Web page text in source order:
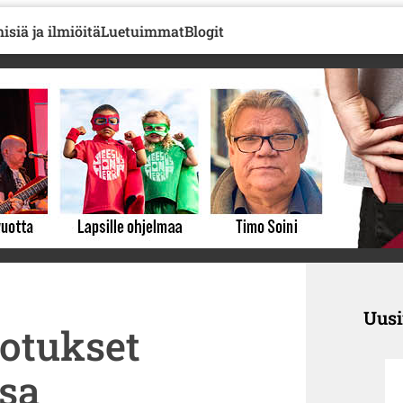
ja ilmiöitäLuetuimmatBlogit